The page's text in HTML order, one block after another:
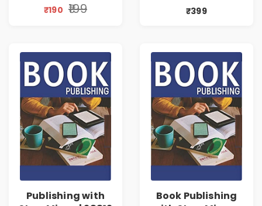
₹190 ₹199
₹399
Publishing with
Book Publishing